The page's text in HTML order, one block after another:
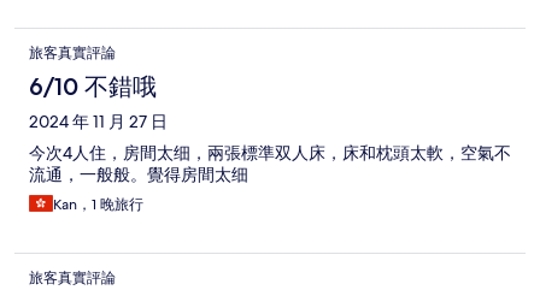
旅客真實評論
6/10 不錯哦
2024 年 11 月 27 日
今次4人住，房間太细，兩張標準双人床，床和枕頭太軟，空氣不
流通，一般般。覺得房間太细
Kan，1 晚旅行
旅客真實評論